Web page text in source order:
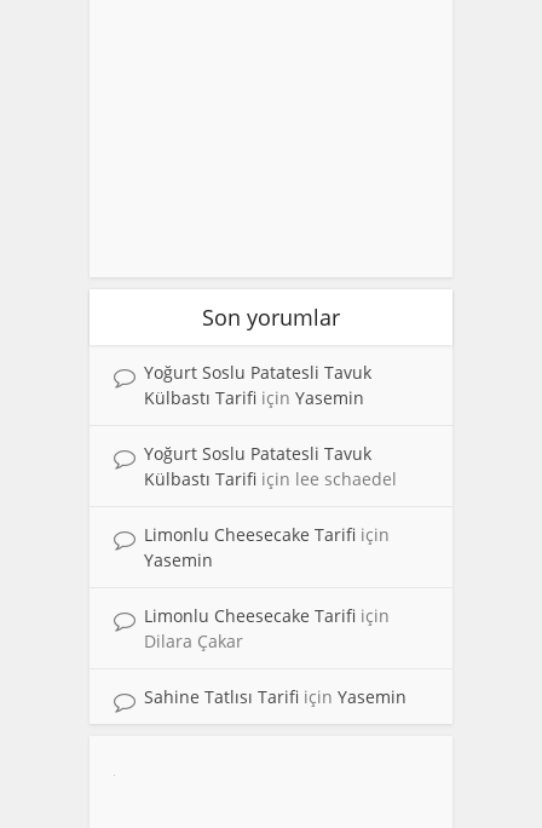
Son yorumlar
Yoğurt Soslu Patatesli Tavuk
Külbastı Tarifi için Yasemin
Yoğurt Soslu Patatesli Tavuk
Külbastı Tarifi için lee schaedel
Limonlu Cheesecake Tarifi için
Yasemin
Limonlu Cheesecake Tarifi için
Dilara Çakar
Sahine Tatlısı Tarifi için Yasemin